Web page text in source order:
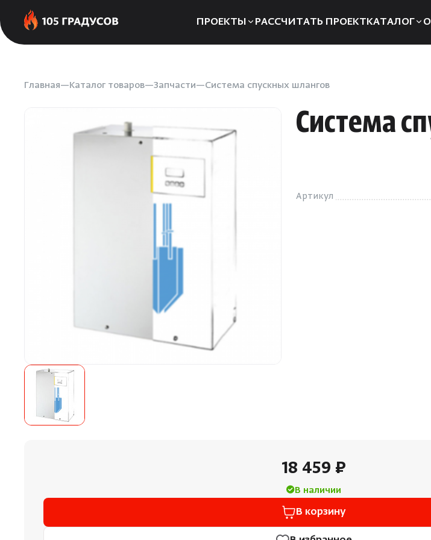
ПРОЕКТЫ РАССЧИТАТЬ ПРОЕКТКАТАЛОГ
Пульты
Дымоходы
Главная Каталог товаров Запчасти Система спускных шлангов
Система
Артикул
18 459 ₽
В наличии
В корзину